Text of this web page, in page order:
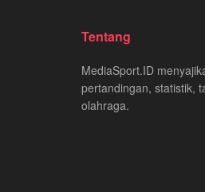
Tentang
MediaSport.ID
pertandingan, statistik,
olahraga.